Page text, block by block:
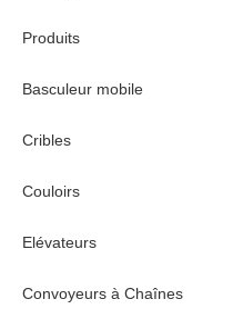
Produits
Basculeur mobile
Cribles
Couloirs
Elévateurs
Convoyeurs à Chaînes